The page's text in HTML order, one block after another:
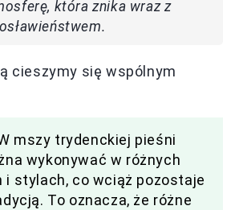
która znika wraz z
cieszymy się wspólnym
mszy trydenckiej pieśni
wykonywać w różnych
i stylach, co wciąż pozostaje
To oznacza, że różne